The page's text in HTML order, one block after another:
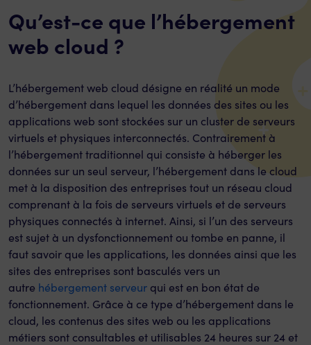
Qu’est-ce que l’hébergement
web cloud ?
L’hébergement web cloud désigne en réalité un mode
d’hébergement dans lequel les données des sites ou les
applications web sont stockées sur un cluster de serveurs
virtuels et physiques interconnectés. Contrairement à
l’hébergement traditionnel qui consiste à héberger les
données sur un seul serveur, l’hébergement dans le cloud
met à la disposition des entreprises tout un réseau cloud
comprenant à la fois de serveurs virtuels et de serveurs
physiques connectés à internet. Ainsi, si l’un des serveurs
est sujet à un dysfonctionnement ou tombe en panne, il
faut savoir que les applications, les données ainsi que les
sites des entreprises sont basculés vers un
autre hébergement serveur qui est en bon état de
fonctionnement. Grâce à ce type d’hébergement dans le
cloud, les contenus des sites web ou les applications
métiers sont consultables et utilisables 24 heures sur 24 et